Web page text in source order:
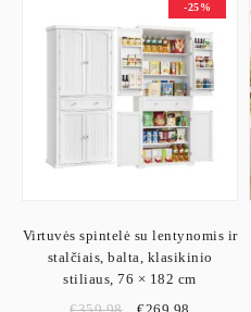
-25%
Virtuvės spintelė su lentynomis ir
stalčiais, balta, klasikinio
stiliaus, 76 × 182 cm